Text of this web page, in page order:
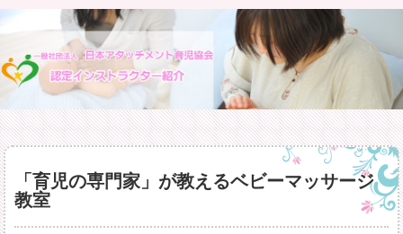
「育児の専門家」が教えるベビーマッサージ
教室